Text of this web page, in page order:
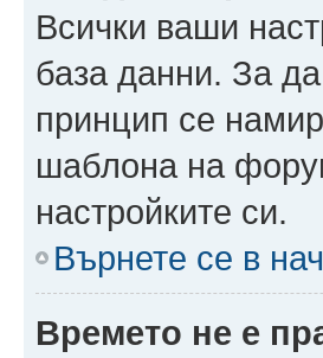
Всички ваши
база данни. За
принцип се
шаблона на
настройките си.
Върнете се в
Времето не е